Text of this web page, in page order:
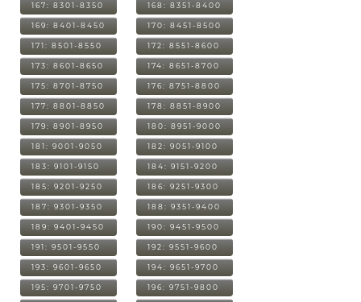
167: 8301-8350 168: 8351-8400
169: 8401-8450 170: 8451-8500
171: 8501-8550 172: 8551-8600
173: 8601-8650 174: 8651-8700
175: 8701-8750 176: 8751-8800
177: 8801-8850 178: 8851-8900
179: 8901-8950 180: 8951-9000
181: 9001-9050 182: 9051-9100
183: 9101-9150 184: 9151-9200
185: 9201-9250 186: 9251-9300
187: 9301-9350 188: 9351-9400
189: 9401-9450 190: 9451-9500
191: 9501-9550 192: 9551-9600
193: 9601-9650 194: 9651-9700
195: 9701-9750 196: 9751-9800